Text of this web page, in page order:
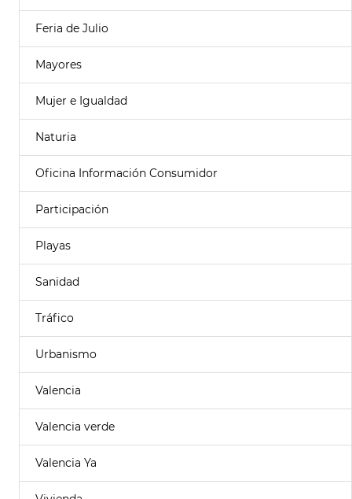
Feria de Julio
Mayores
Mujer e Igualdad
Naturia
Oficina Información Consumidor
Participación
Playas
Sanidad
Tráfico
Urbanismo
Valencia
Valencia verde
Valencia Ya